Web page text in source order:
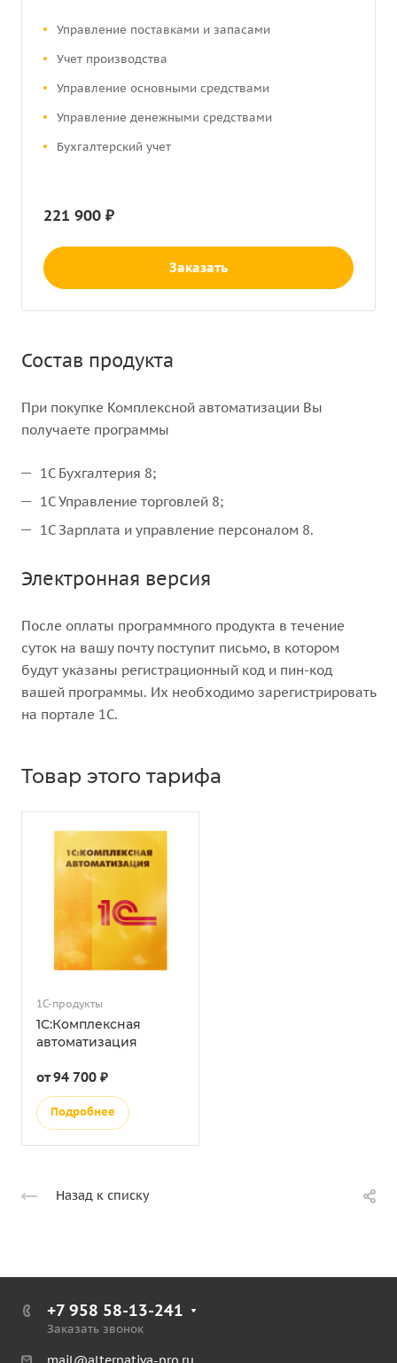
Управление поставками и запасами
Учет производства
Управление основными средствами
Управление денежными средствами
Бухгалтерский учет
221 900 ₽
Заказать
Состав продукта
При покупке Комплексной автоматизации Вы
получаете программы
1С Бухгалтерия 8;
1С Управление торговлей 8;
1С Зарплата и управление персоналом 8.
Электронная версия
После оплаты программного продукта в течение
суток на вашу почту поступит письмо, в котором
будут указаны регистрационный код и пин-код
вашей программы. Их необходимо зарегистрировать
на портале 1С.
Товар этого тарифа
1С-продукты
1С:Комплексная
автоматизация
от 94 700 ₽
Подробнее
Назад к списку
+7 958 58-13-241
Заказать звонок